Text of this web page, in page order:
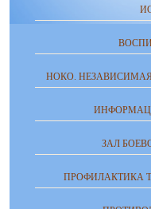
НОКО.
ЗАЛ
ПРОФИЛАКТИКА